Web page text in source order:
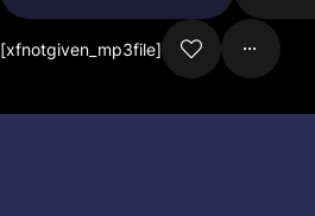
[xfnotgiven_mp3file]